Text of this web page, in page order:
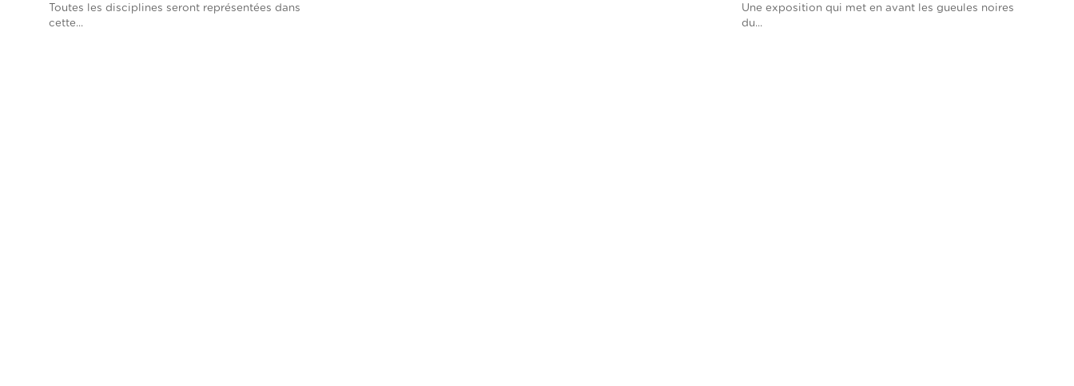
Toutes les disciplines seront représentées dans
cette...
Une exposition qui met en avant les gueules noires
du...